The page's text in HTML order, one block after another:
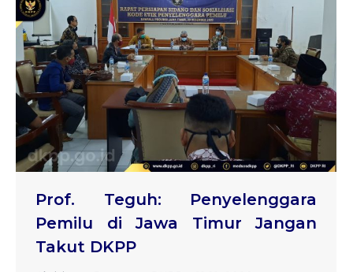
Prof. Teguh: Penyelenggara
Pemilu di Jawa Timur Jangan
Takut DKPP